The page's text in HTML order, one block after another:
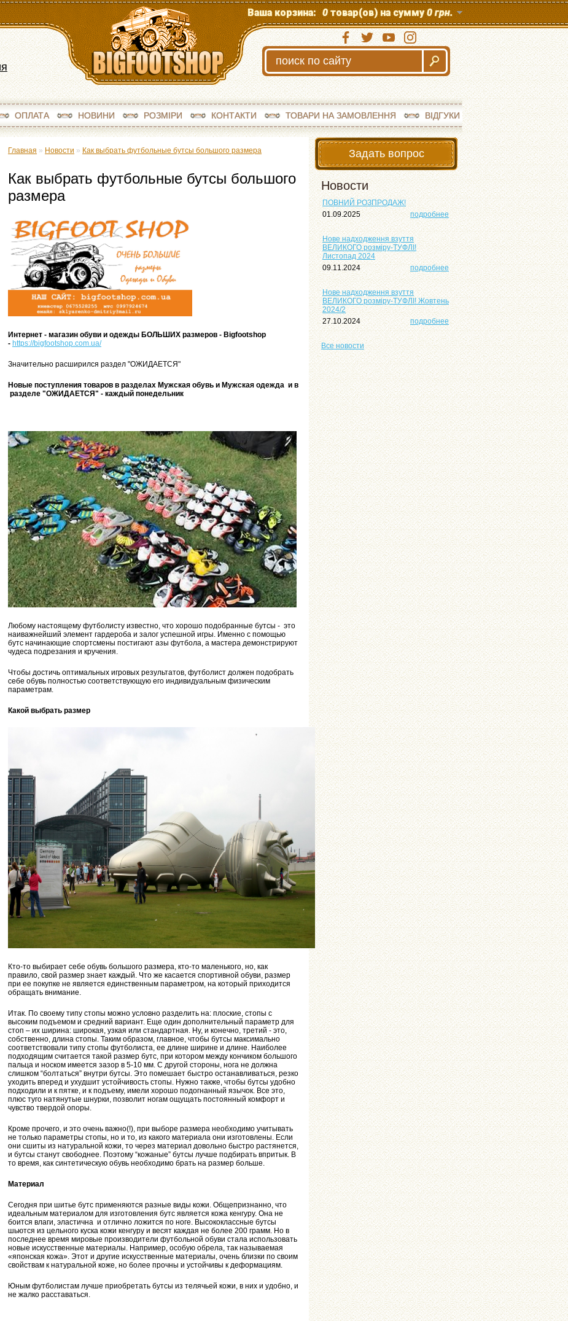
Ваша корзина: 0товар(ов) на сумму0 грн.
ОПЛАТА НОВИНИ РОЗМІРИ КОНТАКТИ ТОВАРИ НА ЗАМОВЛЕННЯ ВІДГУКИ
Задать вопрос
Новости
ПОВНИЙ РОЗПРОДАЖ!
01.09.2025
подробнее
Нове надходження взуття
ВЕЛИКОГО розміру-ТУФЛІ!
Листопад 2024
09.11.2024
подробнее
Нове надходження взуття
ВЕЛИКОГО розміру-ТУФЛІ! Жовтень
2024/2
27.10.2024
подробнее
Всеновости
Главная » Новости » Как выбрать футбольные бутсы большого размера
Как выбрать футбольные бутсы большого
размера
Интернет - магазин обуви и одежды БОЛЬШИХ размеров - Bigfootshop
- https://bigfootshop.com.ua/
Значительно расширился раздел "ОЖИДАЕТСЯ"
Новые поступления товаров в разделах Мужская обувь и Мужская одежда и в
разделе "ОЖИДАЕТСЯ" - каждый понедельник
Любому настоящему футболисту известно, что хорошо подобранные бутсы - это
наиважнейший элемент гардероба и залог успешной игры. Именно с помощью
бутс начинающие спортсмены постигают азы футбола, а мастера демонстрируют
чудеса подрезания и кручения.
Чтобы достичь оптимальных игровых результатов, футболист должен подобрать
себе обувь полностью соответствующую его индивидуальным физическим
параметрам.
Какой выбрать размер
Кто-то выбирает себе обувь большого размера, кто-то маленького, но, как
правило, свой размер знает каждый. Что же касается спортивной обуви, размер
при ее покупке не является единственным параметром, на который приходится
обращать внимание.
Итак. По своему типу стопы можно условно разделить на: плоские, стопы с
высоким подъемом и средний вариант. Еще один дополнительный параметр для
стоп – их ширина: широкая, узкая или стандартная. Ну, и конечно, третий - это,
собственно, длина стопы. Таким образом, главное, чтобы бутсы максимально
соответствовали типу стопы футболиста, ее длине ширине и длине. Наиболее
подходящим считается такой размер бутс, при котором между кончиком большого
пальца и носком имеется зазор в 5-10 мм. С другой стороны, нога не должна
слишком “болтаться” внутри бутсы. Это помешает быстро останавливаться, резко
уходить вперед и ухудшит устойчивость стопы. Нужно также, чтобы бутсы удобно
подходили и к пятке, и к подъему, имели хорошо подогнанный язычок. Все это,
плюс туго натянутые шнурки, позволит ногам ощущать постоянный комфорт и
чувство твердой опоры.
Кроме прочего, и это очень важно(!), при выборе размера необходимо учитывать
не только параметры стопы, но и то, из какого материала они изготовлены. Если
они сшиты из натуральной кожи, то через материал довольно быстро растянется,
и бутсы станут свободнее. Поэтому “кожаные” бутсы лучше подбирать впритык. В
то время, как синтетическую обувь необходимо брать на размер больше.
Материал
Сегодня при шитье бутс применяются разные виды кожи. Общепризнанно, что
идеальным материалом для изготовления бутс является кожа кенгуру. Она не
боится влаги, эластична и отлично ложится по ноге. Высококлассные бутсы
шьются из цельного куска кожи кенгуру и весят каждая не более 200 грамм. Но в
последнее время мировые производители футбольной обуви стала использовать
новые искусственные материалы. Например, особую обрела, так называемая
«японская кожа». Этот и другие искусственные материалы, очень близки по своим
свойствам к натуральной коже, но более прочны и устойчивы к деформациям.
Юным футболистам лучше приобретать бутсы из телячьей кожи, в них и удобно, и
не жалко расставаться.